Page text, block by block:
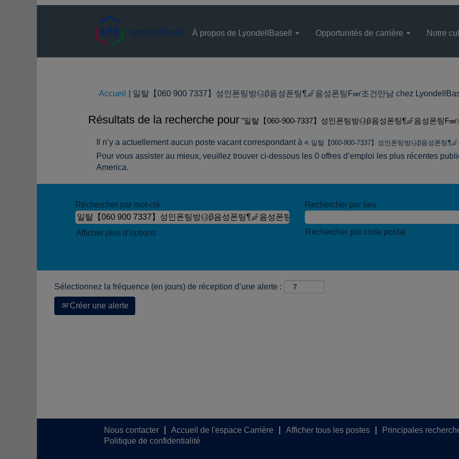
À propos de LyondellBasell Opportunités de carrière Notre
Accueil 일탈【060 900 7337】성인폰팅방㉯β음성폰팅¶㎌음성폰팅F㎟조건만남 chez
Résultats de la recherche pour "일탈【060-900-7337】성인폰팅방㉯β음성폰팅¶㎌음성폰팅F㎟
Il n’y a actuellement aucun poste vacant correspondant à « 일탈【060-900-7337】성인폰팅방㉯β음성폰팅¶
Pour vous assister au mieux, veuillez trouver ci-dessous les 0 offres d’emploi les plus récentes
America.
Rechercher par mot-clé Rechercher par lieu
Rechercher par code postal
Afficher plus d’options
Sélectionnez la fréquence (en jours) de réception d’une alerte :
Créer une alerte
Nous contacter Accueil de l'espace Carrière Afficher tous les postes
Principales
Politique de confidentialité